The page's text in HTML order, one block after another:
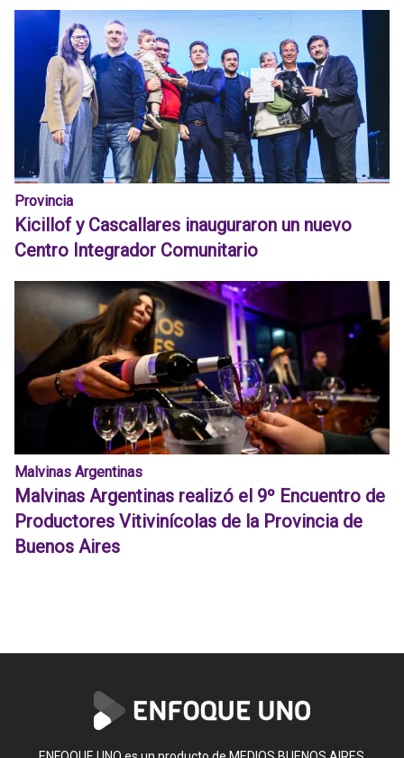
Provincia
Kicillof y Cascallares inauguraron un nuevo
Centro Integrador Comunitario
Malvinas Argentinas
Malvinas Argentinas realizó el 9º Encuentro de
Productores Vitivinícolas de la Provincia de
Buenos Aires